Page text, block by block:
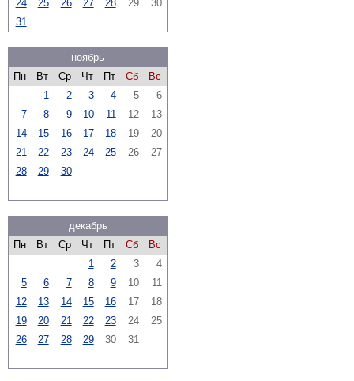
24 25 26 27 28 29
30
31
ноябрь
Пн
Вт Ср Чт Пт Сб
Вс
1
2 3 4 5
6
7
8 9 10 11 12
13
14
15 16 17 18 19
20
21
22 23 24 25 26
27
28
29 30
декабрь
Пн
Вт Ср Чт Пт Сб
Вс
1
2 3
4
5
6 7 8 9 10
11
12
13 14 15 16 17
18
19
20 21 22 23 24
25
26
27 28 29 30 31